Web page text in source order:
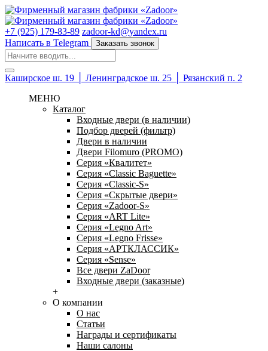
+7 (925) 179-83-89 zadoor-kd@yandex.ru
Написать в Telegram
Заказать звонок
Каширское ш. 19 │ Ленинградское ш. 25 │ Рязанский п. 2
МЕНЮ
Каталог
Входные двери (в наличии)
Подбор дверей (фильтр)
Двери в наличии
Двери Filomuro (PROMO)
Серия «Квалитет»
Серия «Classic Baguette»
Серия «Classic-S»
Серия «Скрытые двери»
Серия «Zadoor-S»
Серия «ART Lite»
Серия «Legno Art»
Серия «Legno Frisse»
Серия «АРТКЛАССИК»
Серия «Sense»
Все двери ZaDoor
Входные двери (заказные)
+
О компании
О нас
Статьи
Награды и сертификаты
Наши салоны